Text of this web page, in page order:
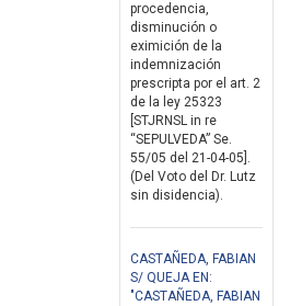
procedencia,
disminución o
eximición de la
indemnización
prescripta por el art. 2
de la ley 25323
[STJRNSL in re
“SEPULVEDA” Se.
55/05 del 21-04-05].
(Del Voto del Dr. Lutz
sin disidencia).
CASTAÑEDA, FABIAN
S/ QUEJA EN:
"CASTAÑEDA, FABIAN